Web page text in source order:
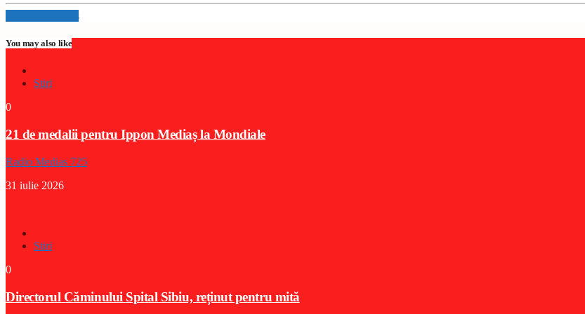
Info and episodes
You may also like
Stiri
0
21 de medalii pentru Ippon Mediaș la Mondiale
Radio Medias 725
31 iulie 2026
Stiri
0
Directorul Căminului Spital Sibiu, reținut pentru mită